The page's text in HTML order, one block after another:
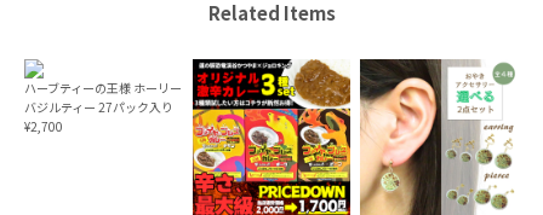
Related Items
ハーブティーの王様 ホーリー
バジルティー 27パック入り
¥2,700